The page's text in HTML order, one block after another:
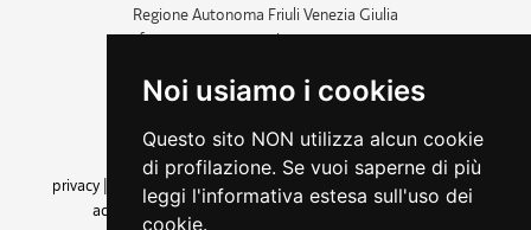
Noi usiamo i cookies
Questo sito NON utilizza alcun cookie
di profilazione. Se vuoi saperne di più
leggi l'informativa estesa sull'uso dei
cookie.
Regione Autonoma Friuli Venezia Giulia
c.f. 80014930327; p.iva 00526040324
+39 040 3771111
amministrazione trasparente
privacy
cookie |note legali accessibilità
dichiarazione di
accessibilità| feedback cambio preferenze cookie